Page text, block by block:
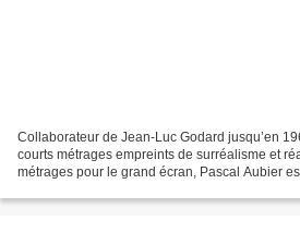
Collaborateur de Jean-Luc Godard jusqu’en
courts métrages empreints de surréalisme et
métrages pour le grand écran, Pascal Aubier